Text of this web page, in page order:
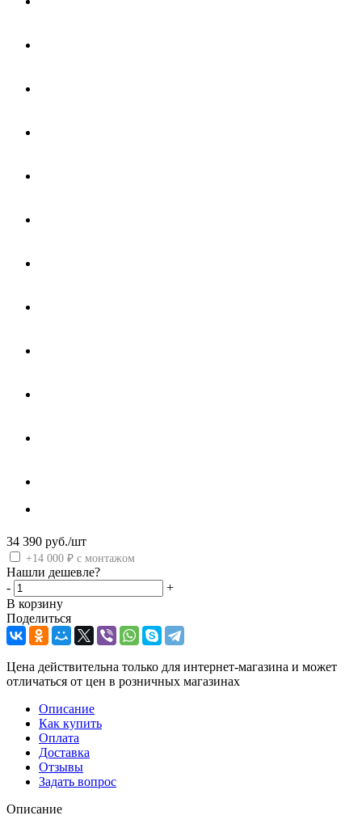
34 390 руб./шт
+14 000 ₽ с монтажом
Нашли дешевле?
-
+
В корзину
Поделиться
Цена действительна только для интернет-магазина и может
отличаться от цен в розничных магазинах
Описание
Как купить
Оплата
Доставка
Отзывы
Задать вопрос
Описание